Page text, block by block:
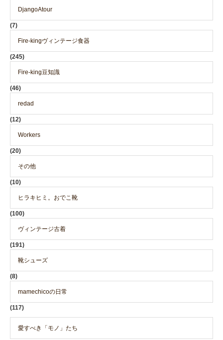
DjangoAtour
(7)
Fire-kingヴィンテージ食器
(245)
Fire-king豆知識
(46)
redad
(12)
Workers
(20)
その他
(10)
ヒラキヒミ。おでこ靴
(100)
ヴィンテージ古着
(191)
靴シューズ
(8)
mamechicoの日常
(117)
愛すべき「モノ」たち